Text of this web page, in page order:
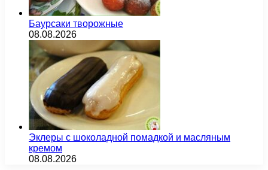
Баурсаки творожные
08.08.2026
Эклеры с шоколадной помадкой и масляным
кремом
08.08.2026